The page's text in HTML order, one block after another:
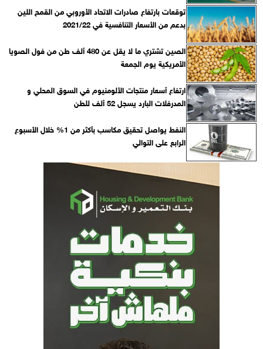
توقعات بارتفاع صادرات الاتحاد الأوروبي من القمح اللين
بدعم من الأسعار التنافسية في 2021/22
الصين تشتري ما لا يقل عن 480 ألف طن من فول الصويا
الأمريكية يوم الجمعة
ارتفاع أسعار منتجات الألومنيوم في السوق المحلي و
المدرفلات البارد يسجل 52 ألف للطن
النفط يواصل تحقيق مكاسب بأكثر من 1% خلال الأسبوع
الرابع على التوالي